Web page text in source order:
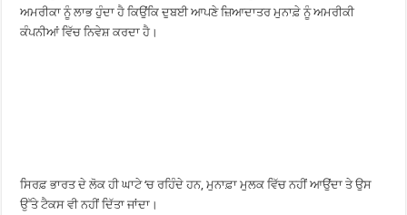
ਅਮਰੀਕਾ ਨੂੰ ਲਾਭ ਹੁੰਦਾ ਹੈ ਕਿਉਂਕਿ ਦੁਬਈ ਆਪਣੇ ਜ਼ਿਆਦਾਤਰ ਮੁਨਾਫ਼ੇ ਨੂੰ ਅਮਰੀਕੀ
ਕੰਪਨੀਆਂ ਵਿੱਚ ਨਿਵੇਸ਼ ਕਰਦਾ ਹੈ।
ਸਿਰਫ਼ ਭਾਰਤ ਦੇ ਲੋਕ ਹੀ ਘਾਟੇ ‘ਚ ਰਹਿੰਦੇ ਹਨ, ਮੁਨਾਫ਼ਾ ਮੁਲਕ ਵਿੱਚ ਨਹੀਂ ਆਉਂਦਾ ਤੇ ਉਸ
ਉੱਤੇ ਟੈਕਸ ਵੀ ਨਹੀਂ ਦਿੱਤਾ ਜਾਂਦਾ।